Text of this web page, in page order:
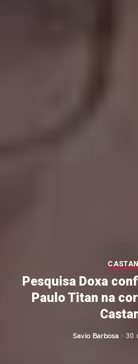
Pesquisa Doxa
Paulo Titan na
Posted
Savio Barbosa 30